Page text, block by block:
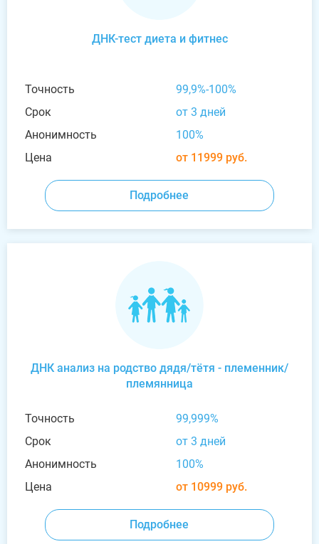
ДНК-тест диета и фитнес
Точность
99,9%-100%
Срок
от 3 дней
Анонимность
100%
Цена
от 11999 руб.
Подробнее
ДНК анализ на родство дядя/тётя - племенник/
племянница
Точность
99,999%
Срок
от 3 дней
Анонимность
100%
Цена
от 10999 руб.
Подробнее